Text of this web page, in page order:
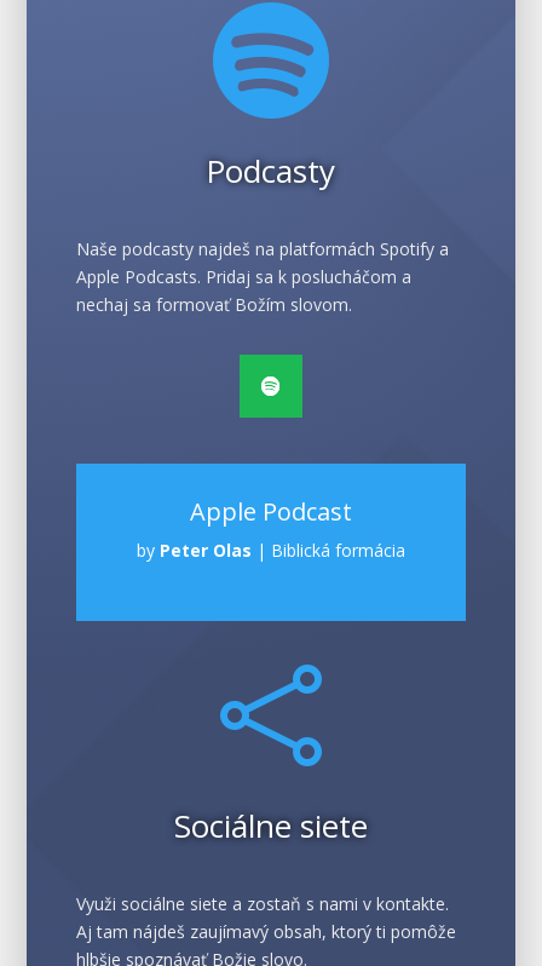

Podcasty
Naše podcasty najdeš na platformách Spotify a
Apple Podcasts. Pridaj sa k poslucháčom a
nechaj sa formovať Božím slovom.
Apple Podcast
by Peter Olas | Biblická formácia

Sociálne siete
Využi sociálne siete a zostaň s nami v kontakte.
Aj tam nájdeš zaujímavý obsah, ktorý ti pomôže
hlbšie spoznávať Božie slovo.